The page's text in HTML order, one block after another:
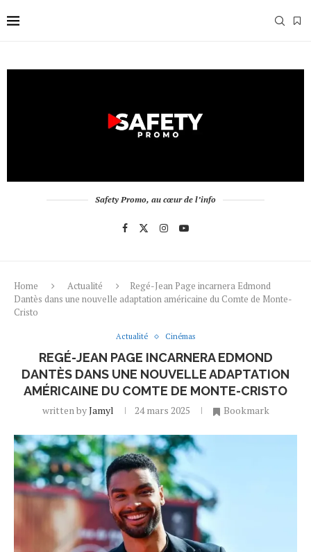
Safety Promo, au cœur de l’info
Home Actualité
Regé-Jean Page incarnera Edmond
Dantès dans une nouvelle adaptation américaine du Comte de Monte-
Cristo
Actualité Cinémas
REGÉ-JEAN PAGE INCARNERA EDMOND
DANTÈS DANS UNE NOUVELLE ADAPTATION
AMÉRICAINE DU COMTE DE MONTE-CRISTO
written byJamyl 24 mars 2025 Bookmark